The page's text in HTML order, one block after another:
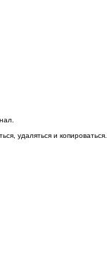
удаляться и